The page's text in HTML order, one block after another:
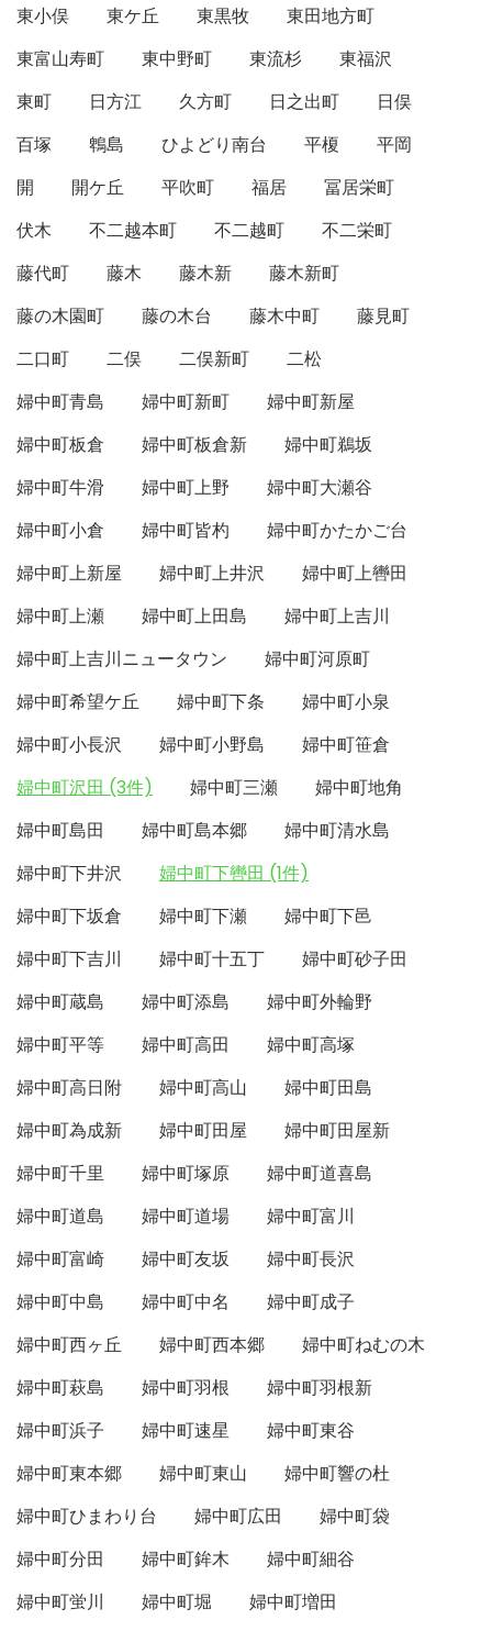
東小俣 東ケ丘 東黒牧
東田地方町
東富山寿町
東中野町 東流杉
東福沢
東町
日方江 久方町 日之出町
日俣
百塚
鵯島 ひよどり南台 平榎
平岡
開
開ケ丘 平吹町 福居
冨居栄町
伏木
不二越本町 不二越町
不二栄町
藤代町
藤木 藤木新
藤木新町
藤の木園町
藤の木台 藤木中町
藤見町
二口町
二俣 二俣新町
二松
婦中町青島
婦中町新町
婦中町新屋
婦中町板倉
婦中町板倉新
婦中町鵜坂
婦中町牛滑
婦中町上野
婦中町大瀬谷
婦中町小倉
婦中町皆杓
婦中町かたかご台
婦中町上新屋
婦中町上井沢
婦中町上轡田
婦中町上瀬
婦中町上田島
婦中町上吉川
婦中町上吉川ニュータウン
婦中町河原町
婦中町希望ケ丘
婦中町下条
婦中町小泉
婦中町小長沢
婦中町小野島
婦中町笹倉
婦中町沢田 (3件)
婦中町三瀬
婦中町地角
婦中町島田
婦中町島本郷
婦中町清水島
婦中町下井沢
婦中町下轡田 (1件)
婦中町下坂倉
婦中町下瀬
婦中町下邑
婦中町下吉川
婦中町十五丁
婦中町砂子田
婦中町蔵島
婦中町添島
婦中町外輪野
婦中町平等
婦中町高田
婦中町高塚
婦中町高日附
婦中町高山
婦中町田島
婦中町為成新
婦中町田屋
婦中町田屋新
婦中町千里
婦中町塚原
婦中町道喜島
婦中町道島
婦中町道場
婦中町富川
婦中町富崎
婦中町友坂
婦中町長沢
婦中町中島
婦中町中名
婦中町成子
婦中町西ヶ丘
婦中町西本郷
婦中町ねむの木
婦中町萩島
婦中町羽根
婦中町羽根新
婦中町浜子
婦中町速星
婦中町東谷
婦中町東本郷
婦中町東山
婦中町響の杜
婦中町ひまわり台
婦中町広田
婦中町袋
婦中町分田
婦中町鉾木
婦中町細谷
婦中町蛍川
婦中町堀
婦中町増田